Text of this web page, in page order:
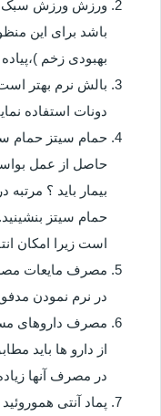
ورزش ورزش سبک می
باشد برای این
بهبودی زخم
بالش نرم بهتر
دونات استفاده
حمام سیتز حمام
حاصل از عمل
بیمار باید ؟
حمام سیتز
است زیرا امکان
مصرف مایعات
در نرم نمودن
مصرف داروهای
از دارو ها باید
در مصرف آنها
پماد آنتی